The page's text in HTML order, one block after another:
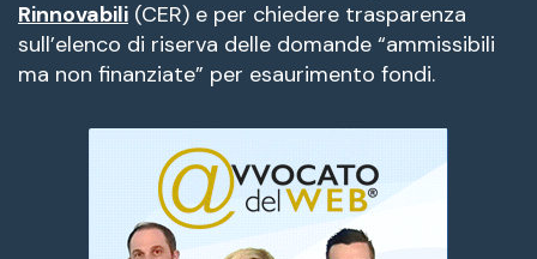
Rinnovabili (CER) e per chiedere trasparenza
sull’elenco di riserva delle domande “ammissibili
ma non finanziate” per esaurimento fondi.